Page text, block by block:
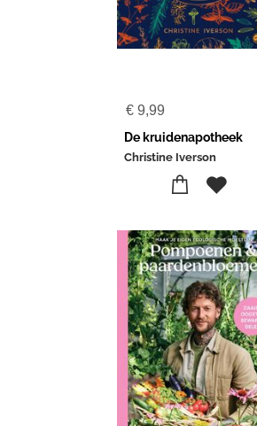
€ 9,99
De kruidenapotheek
Christine Iverson